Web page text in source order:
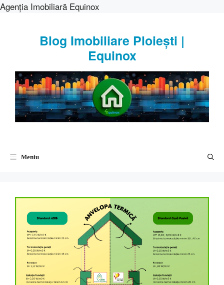
Agenția Imobiliară Equinox
Blog Imobiliare Ploiești |
Equinox
Meniu